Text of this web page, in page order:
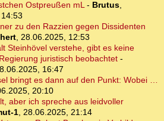
Ostpreußen mL- Brutus,
zu den Razzien gegen Dissidenten
, 28.06.2025, 12:53
Steinhövel verstehe, gibt es keine
juristisch beobachtet -
16:47
bringt es dann auf den Punkt: Wobei …
20:10
aber ich spreche aus leidvoller
1, 28.06.2025, 21:14